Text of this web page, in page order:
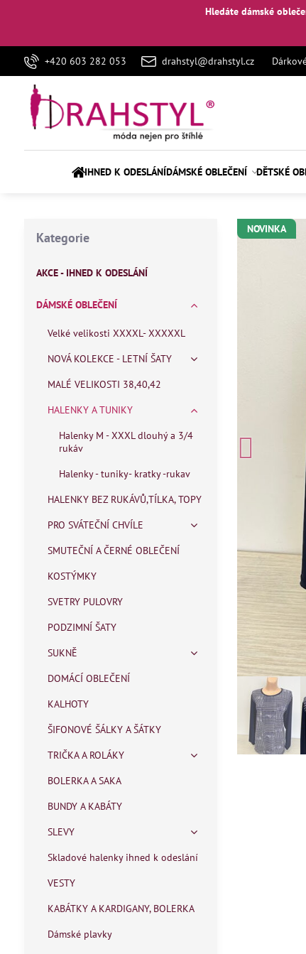
Hledáte dámské
+420 603 282 053 drahstyl@drahstyl.cz
IHNED K ODESLÁNÍDÁMSKÉ OBLEČENÍ DĚTSKÉ
NOVINKA
Kategorie
AKCE - IHNED K ODESLÁNÍ
DÁMSKÉ OBLEČENÍ
Velké velikosti XXXXL- XXXXXL
NOVÁ KOLEKCE - LETNÍ ŠATY
MALÉ VELIKOSTI 38,40,42
HALENKY A TUNIKY
Halenky M - XXXL dlouhý a 3/4
rukáv
Halenky - tuniky- kratky -rukav
HALENKY BEZ RUKÁVŮ,TÍLKA, TOPY
PRO SVÁTEČNÍ CHVÍLE
SMUTEČNÍ A ČERNÉ OBLEČENÍ
KOSTÝMKY
SVETRY PULOVRY
PODZIMNÍ ŠATY
SUKNĚ
DOMÁCÍ OBLEČENÍ
KALHOTY
ŠIFONOVÉ ŠÁLKY A ŠÁTKY
TRIČKA A ROLÁKY
BOLERKA A SAKA
BUNDY A KABÁTY
SLEVY
Skladové halenky ihned k odeslání
VESTY
KABÁTKY A KARDIGANY, BOLERKA
Dámské plavky